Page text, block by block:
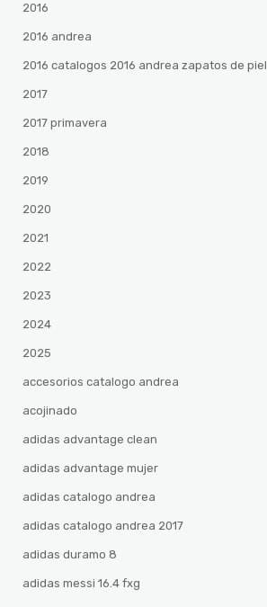
2016
2016 andrea
2016 catalogos 2016 andrea zapatos de piel
2017
2017 primavera
2018
2019
2020
2021
2022
2023
2024
2025
accesorios catalogo andrea
acojinado
adidas advantage clean
adidas advantage mujer
adidas catalogo andrea
adidas catalogo andrea 2017
adidas duramo 8
adidas messi 16.4 fxg